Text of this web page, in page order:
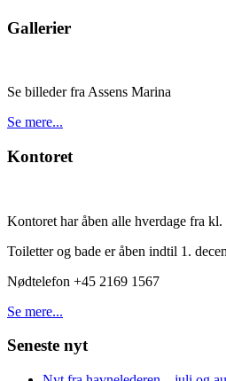
Gallerier
Se billeder fra Assens Marina
Se mere...
Kontoret
Kontoret har åben alle hverdage fra kl.
Toiletter og bade er åben indtil 1.
Nødtelefon +45 2169 1567
Se mere...
Seneste nyt